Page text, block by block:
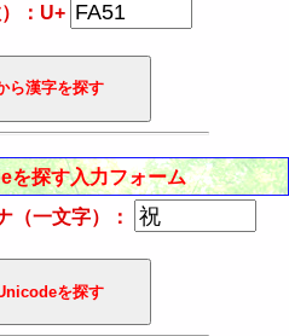
：U+
を探す入力フォーム
（一文字）：